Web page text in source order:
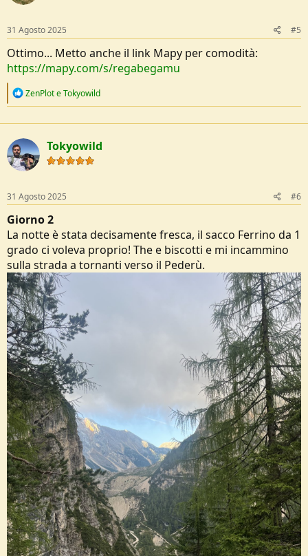
31 Agosto 2025 #5
Ottimo... Metto anche il link Mapy per comodità:
https://mapy.com/s/regabegamu
R
c
t
i
o
n
ZenPloteTokyowild
Tokyowild
31 Agosto 2025 #6
Giorno 2
La notte è stata decisamente fresca, il sacco Ferrino da 1
grado ci voleva proprio! The e biscotti e mi incammino
sulla strada a tornanti verso il Pederù.